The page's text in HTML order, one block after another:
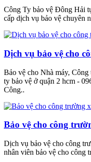
Công Ty bảo vệ Đông Hải
cấp dịch vụ bảo vệ chuyên
Dịch vụ bảo vệ cho
Bảo vệ cho Nhà máy,
ty bảo vệ ở quận 2 hcm -
Công..
Bảo vệ cho công
Dịch vụ bảo vệ cho công
nhân viên bảo vệ cho công